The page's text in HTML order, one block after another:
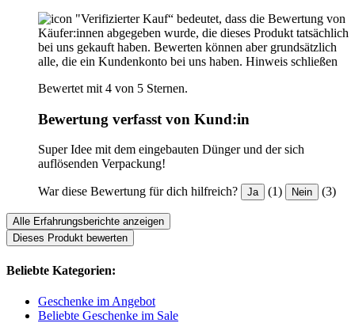
"Verifizierter Kauf“ bedeutet, dass die Bewertung von
Käufer:innen abgegeben wurde, die dieses Produkt tatsächlich
bei uns gekauft haben. Bewerten können aber grundsätzlich
alle, die ein Kundenkonto bei uns haben. Hinweis schließen
Bewertet mit 4 von 5 Sternen.
Bewertung verfasst von Kund:in
Super Idee mit dem eingebauten Dünger und der sich
auflösenden Verpackung!
War diese Bewertung für dich hilfreich? Ja (1) Nein (3)
Alle Erfahrungsberichte anzeigen
Dieses Produkt bewerten
Beliebte Kategorien:
Geschenke im Angebot
Beliebte Geschenke im Sale